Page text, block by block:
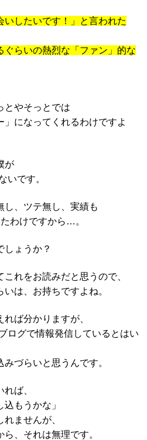
いしたいです！」と言われた
ぐらいの熱烈な「ファン」的な
とやそっとでは
になってくれるわけですよ
が
いです。
し、ツテ無し、実績も
わけですから…。
しょうか？
れをお読みだと思うので、
は、お持ちですよね。
ば分かりますが、
ログで情報発信しているとはい
づらいと思うんです。
ば、
もうかな」
ませんが、
、それは無理です。